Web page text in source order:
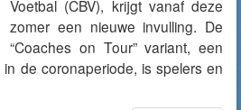
Voetbal (CBV), krijgt vanaf deze
zomer een nieuwe invulling. De
“Coaches on Tour” variant, een
de coronaperiode, is spelers en